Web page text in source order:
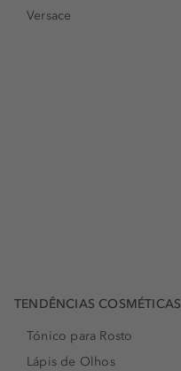
Versace
TENDÊNCIAS COSMÉTICAS
Tónico para Rosto
Lápis de Olhos